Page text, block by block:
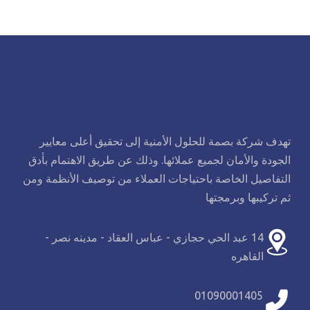
14 عبد الحي حجازي - عباس العقاد - مدينه نصر -
القاهره
01090001405
تهدف شركة بصمة للحلول الأمنية إلى تحقيق أعلى معايير
الجودة والأمان لجميع عملائها. وذلك عن طريق الاهتمام بأدق
التفاصيل الخاصة باحتياجات العملاء من توصيف الأنظمة ومن
ثم تركيبها وبرمجتها